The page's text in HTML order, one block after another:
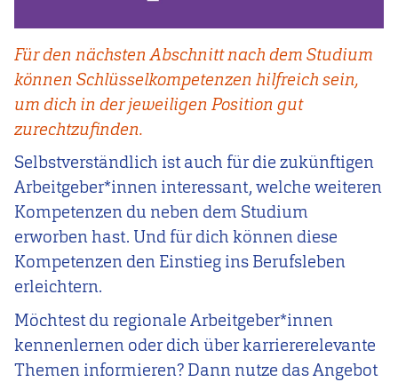
Für den nächsten Abschnitt nach dem Studium
können Schlüsselkompetenzen hilfreich sein,
um dich in der jeweiligen Position gut
zurechtzufinden.
Selbstverständlich ist auch für die zukünftigen
Arbeitgeber*innen interessant, welche weiteren
Kompetenzen du neben dem Studium
erworben hast. Und für dich können diese
Kompetenzen den Einstieg ins Berufsleben
erleichtern.
Möchtest du regionale Arbeitgeber*innen
kennenlernen oder dich über karriererelevante
Themen informieren? Dann nutze das Angebot